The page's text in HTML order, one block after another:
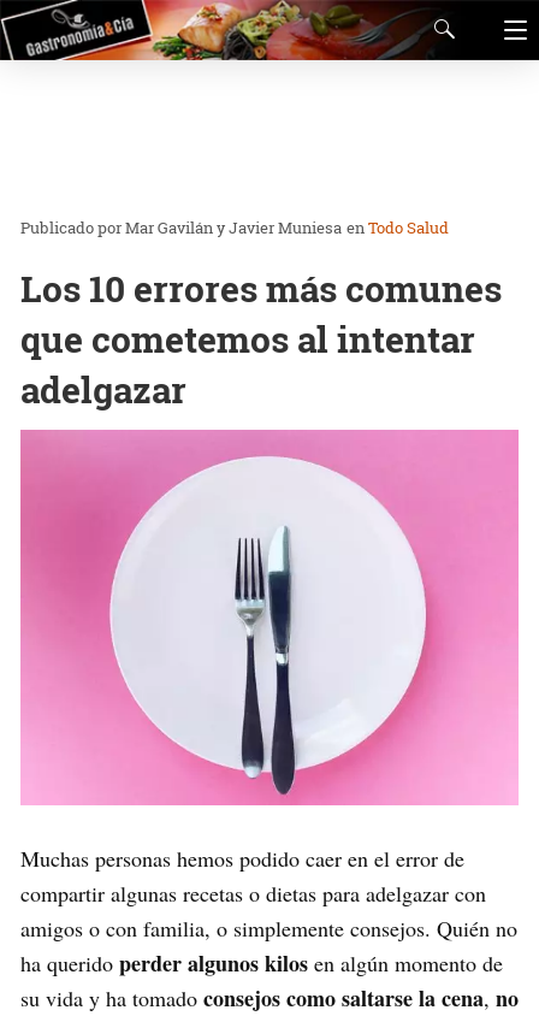
Mar Gavilán y Javier Muniesa enTodo Salud
Los 10 errores más comunes
que cometemos al intentar
adelgazar
Muchas personas hemos podido caer en el error de
compartir algunas recetas o dietas para adelgazar con
amigos o con familia, o simplemente consejos. Quién no
ha querido perder algunos kilos en algún momento de
su vida y ha tomado consejos como saltarse la cena, no